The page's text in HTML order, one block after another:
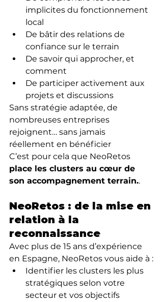
implicites du fonctionnement
local
De bâtir des relations de
confiance sur le terrain
De savoir qui approcher, et
comment
De participer activement aux
projets et discussions
Sans stratégie adaptée, de
nombreuses entreprises
rejoignent… sans jamais
réellement en bénéficier
C’est pour cela que NeoRetos
place les clusters au cœur de
son accompagnement terrain..
NeoRetos : de la mise en
relation à la
reconnaissance
Avec plus de 15 ans d’expérience
en Espagne, NeoRetos vous aide à :
Identifier les clusters les plus
stratégiques selon votre
secteur et vos objectifs